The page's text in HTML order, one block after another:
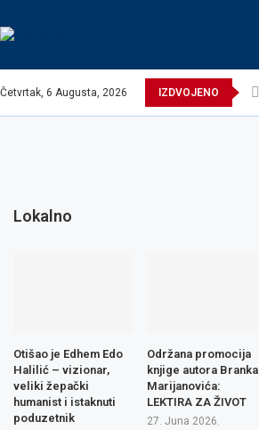
Četvrtak, 6 Augusta, 2026 IZDVOJENO
Lokalno
Otišao je Edhem Edo
Halilić – vizionar,
veliki žepački
humanist i istaknuti
poduzetnik
Održana promocija
knjige autora Branka
Marijanovića:
LEKTIRA ZA ŽIVOT
27. Juna 2026.